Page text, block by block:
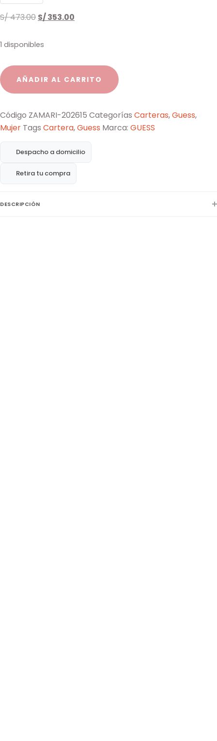
S/473.00 S/353.00
1 disponibles
AÑADIR AL CARRITO
Código ZAMARI-202615 Categorías Carteras,Guess,
Mujer Tags Cartera,Guess Marca: GUESS
Despacho a domicilio
Retira tu compra
DESCRIPCIÓN